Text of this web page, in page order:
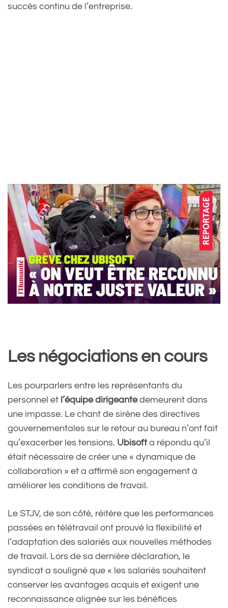
succès continu de l’entreprise.
Les négociations en cours
Les pourparlers entre les représentants du
personnel et l’équipe dirigeantedemeurent dans
une impasse. Le chant de sirène des directives
gouvernementales sur le retour au bureau n’ont fait
qu’exacerber les tensions. Ubisofta répondu qu’il
était nécessaire de créer une « dynamique de
collaboration » et a affirmé son engagement à
améliorer les conditions de travail.
Le STJV, de son côté, réitère que les performances
passées en télétravail ont prouvé la flexibilité et
l’adaptation des salariés aux nouvelles méthodes
de travail. Lors de sa dernière déclaration, le
syndicat a souligné que « les salariés souhaitent
conserver les avantages acquis et exigent une
reconnaissance alignée sur les bénéfices